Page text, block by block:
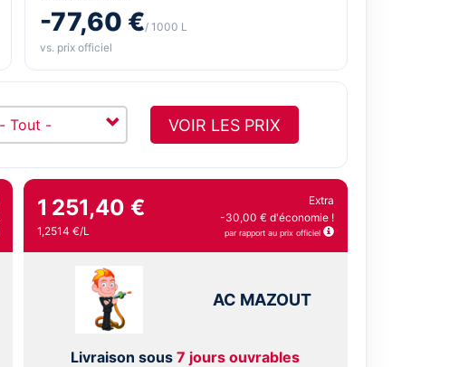
-77,60 €/ 1000 L
vs. prix officiel
VOIR LES PRIX
1 251,40 €
1,2514 €/L
Extra
-30,00 € d'économie !
par rapport au prix officiel
AC MAZOUT
Livraison sous7 jours ouvrables